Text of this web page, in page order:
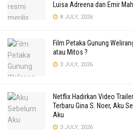
Luisa Adreena dan Emir
8 JULY, 2026
Film Petaka Gunung
atau Mitos ?
3 JULY, 2026
Netflix Hadirkan Video
Terbaru Gina S. Noer, Aku
Aku
3 JULY, 2026